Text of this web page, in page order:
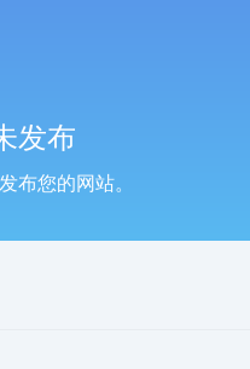
发布
布您的网站。